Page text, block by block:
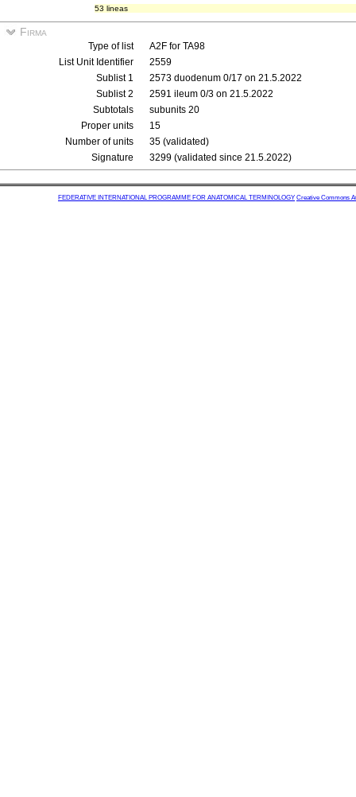
53 lineas
Firma
Type of list
A2F for TA98
List Unit Identifier
2559
Sublist 1
2573 duodenum 0/17 on 21.5.2022
Sublist 2
2591 ileum 0/3 on 21.5.2022
Subtotals
subunits 20
Proper units
15
Number of units
35 (validated)
Signature
3299 (validated since 21.5.2022)
FEDERATIVE INTERNATIONAL PROGRAMME FOR ANATOMICAL TERMINOLOGY Creative Commons